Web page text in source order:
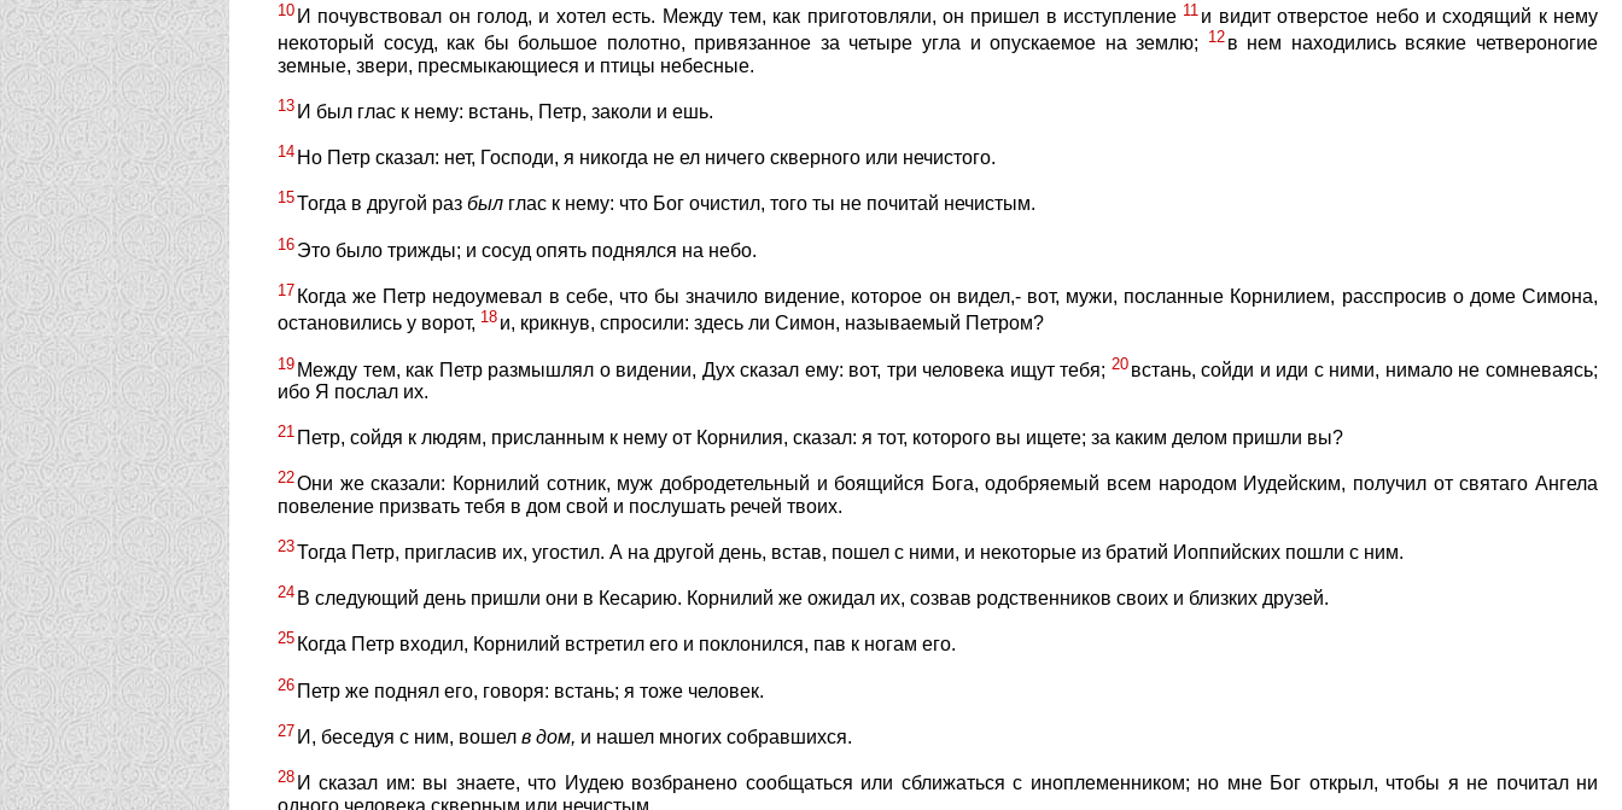
10 И почувствовал он голод, и хотел есть. Между тем, как приготовляли, он пришел в исступление 11 и видит отверстое небо и сходящий к нему
некоторый сосуд, как бы большое полотно, привязанное за четыре угла и опускаемое на землю;
12 в нем находились всякие четвероногие
земные, звери, пресмыкающиеся и птицы небесные.
13 И был глас к нему: встань, Петр, заколи и ешь.
14 Но Петр сказал: нет, Господи, я никогда не ел ничего скверного или нечистого.
15Тогда в другой раз был глас к нему: что Бог очистил, того ты не почитай нечистым.
16 Это было трижды; и сосуд опять поднялся на небо.
17 Когда же Петр недоумевал в себе, что бы значило видение, которое он видел,- вот, мужи, посланные Корнилием, расспросив о доме Симона,
остановились у ворот, 18 и, крикнув, спросили: здесь ли Симон, называемый Петром?
19 Между тем, как Петр размышлял о видении, Дух сказал ему: вот, три человека ищут тебя; 20 встань, сойди и иди с ними, нимало не сомневаясь;
ибо Я послал их.
21 Петр, сойдя к людям, присланным к нему от Корнилия, сказал: я тот, которого вы ищете; за каким делом пришли вы?
22Они же сказали: Корнилий сотник, муж добродетельный и боящийся Бога, одобряемый всем народом Иудейским, получил от святаго Ангела
повеление призвать тебя в дом свой и послушать речей твоих.
23Тогда Петр, пригласив их, угостил. А на другой день, встав, пошел с ними, и некоторые из братий Иоппийских пошли с ним.
24 В следующий день пришли они в Кесарию. Корнилий же ожидал их, созвав родственников своих и близких друзей.
25 Когда Петр входил, Корнилий встретил его и поклонился, пав к ногам его.
26 Петр же поднял его, говоря: встань; я тоже человек.
27 И, беседуя с ним, вошел в дом, и нашел многих собравшихся.
28 И сказал им: вы знаете, что Иудею возбранено сообщаться или сближаться с иноплеменником; но мне Бог открыл, чтобы я не почитал ни
одного человека скверным или нечистым.